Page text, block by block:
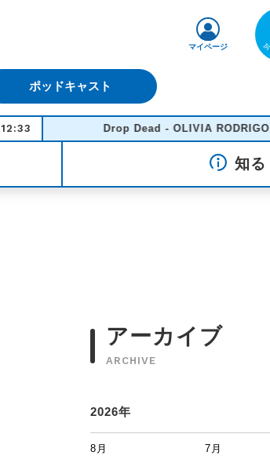
ポッドキャスト
マイページ
12:33 Drop Dead - OLIVIA RODRIGO
知る
アーカイブ
ARCHIVE
2026年
8月 7月